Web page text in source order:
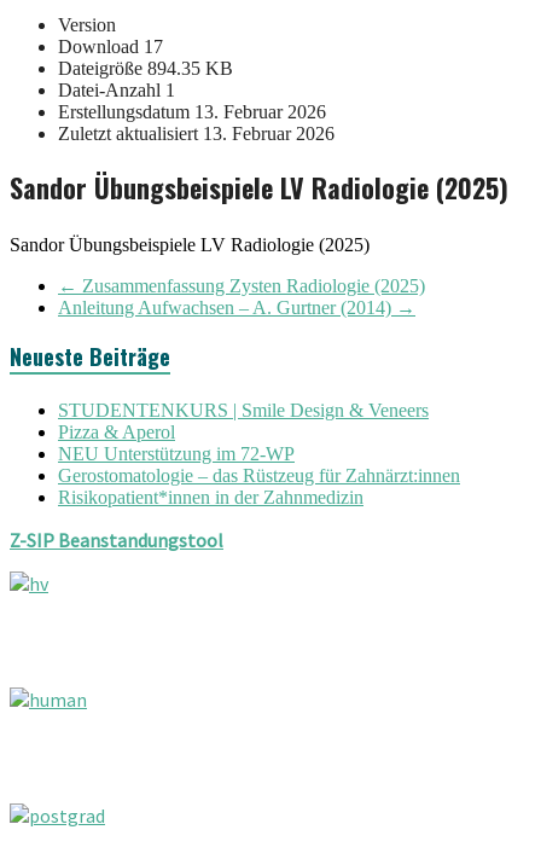
Version
Download 17
Dateigröße 894.35 KB
Datei-Anzahl 1
Erstellungsdatum 13. Februar 2026
Zuletzt aktualisiert 13. Februar 2026
Sandor Übungsbeispiele LV Radiologie (2025)
Sandor Übungsbeispiele LV Radiologie (2025)
← Zusammenfassung Zysten Radiologie (2025)
Anleitung Aufwachsen – A. Gurtner (2014) →
Neueste Beiträge
STUDENTENKURS | Smile Design & Veneers
Pizza & Aperol
NEU Unterstützung im 72-WP
Gerostomatologie – das Rüstzeug für Zahnärzt:innen
Risikopatient*innen in der Zahnmedizin
Z-SIP Beanstandungstool